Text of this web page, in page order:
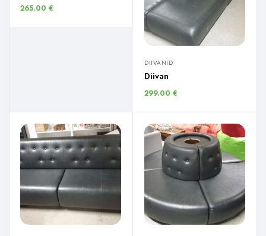
265.00 €
DIIVANID
Diivan
299.00 €